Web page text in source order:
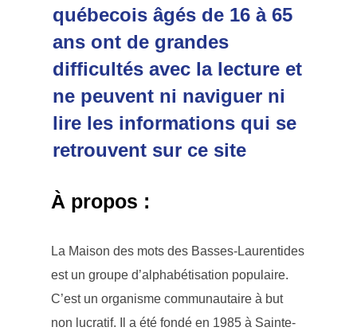
québecois âgés de 16 à 65
ans ont de grandes
difficultés avec la lecture et
ne peuvent ni naviguer ni
lire les informations qui se
retrouvent sur ce site
À propos :
La Maison des mots des Basses-Laurentides
est un groupe d’alphabétisation populaire.
C’est un organisme communautaire à but
non lucratif. Il a été fondé en 1985 à Sainte-